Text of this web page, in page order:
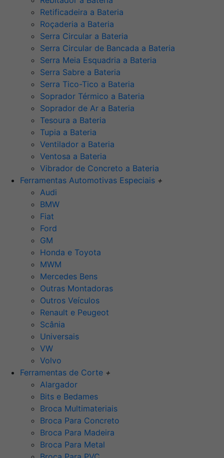
Retificadeira a Bateria
Roçaderia a Bateria
Serra Circular a Bateria
Serra Circular de Bancada a Bateria
Serra Meia Esquadria a Bateria
Serra Sabre a Bateria
Serra Tico-Tico a Bateria
Soprador Térmico a Bateria
Soprador de Ar a Bateria
Tesoura a Bateria
Tupia a Bateria
Ventilador a Bateria
Ventosa a Bateria
Vibrador de Concreto a Bateria
Ferramentas Automotivas Especiais +
Audi
BMW
Fiat
Ford
GM
Honda e Toyota
MWM
Mercedes Bens
Outras Montadoras
Outros Veículos
Renault e Peugeot
Scânia
Universais
VW
Volvo
Ferramentas de Corte +
Alargador
Bits e Bedames
Broca Multimateriais
Broca Para Concreto
Broca Para Madeira
Broca Para Metal